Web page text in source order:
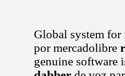
Global system for
por mercadolibre
genuine software